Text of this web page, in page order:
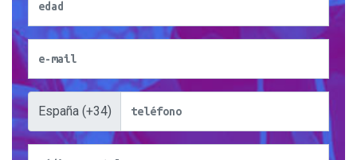
España (+34)